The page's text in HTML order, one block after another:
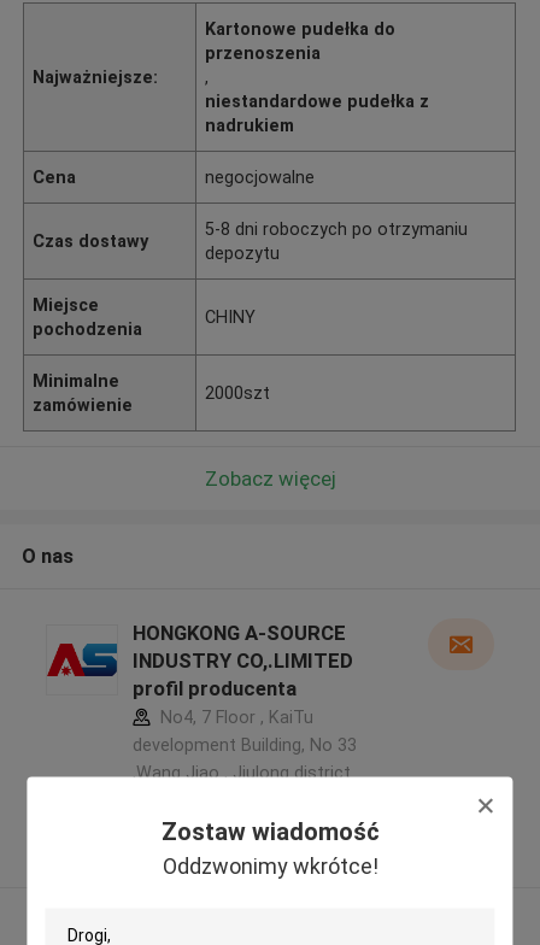
Zostaw wiadomość
Oddzwonimy wkrótce!
Najważniejsze:
Kartonowe pudełka do
przenoszenia
,
niestandardowe pudełka z
nadrukiem
Cena negocjowalne
Czas dostawy
5-8 dni roboczych po otrzymaniu
depozytu
Miejsce
pochodzenia
CHINY
Minimalne
zamówienie
2000szt
Zobacz więcej
O nas
HONGKONG A-SOURCE
INDUSTRY CO,.LIMITED
profil producenta
No4, 7 Floor , KaiTu
development Building, No 33
,Wang Jiao , Jiulong district
5.0
zweryfikowane Dostawca